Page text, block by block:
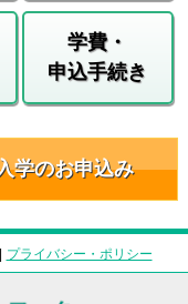
学費・
申込手続き
学のお申込み
プライバシー・ポリシー